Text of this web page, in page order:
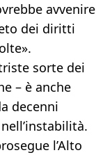
avvenire
dei diritti
sorte dei
– è anche
decenni
l’Alto